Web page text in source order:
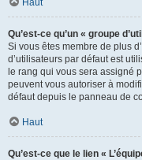
Haut
Qu’est-ce qu’un « groupe
Si vous êtes membre de plus
d’utilisateurs par défaut est
le rang qui vous sera assigné
peuvent vous autoriser à
défaut depuis le panneau de
Haut
Qu’est-ce que le lien «